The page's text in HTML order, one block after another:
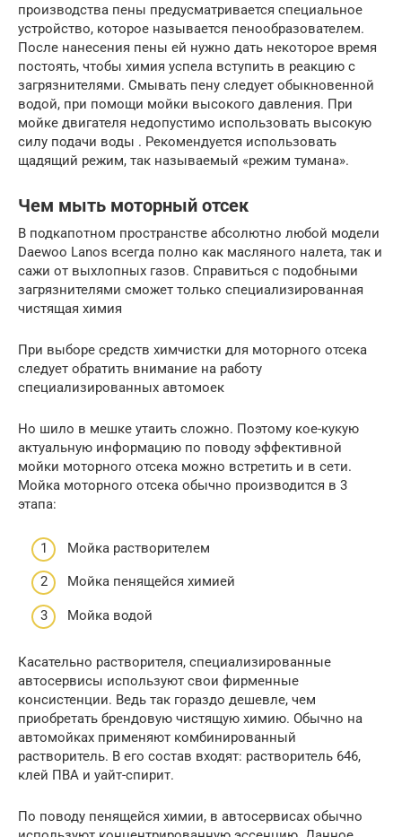
производства пены предусматривается специальное
устройство, которое называется пенообразователем.
После нанесения пены ей нужно дать некоторое время
постоять, чтобы химия успела вступить в реакцию с
загрязнителями. Смывать пену следует обыкновенной
водой, при помощи мойки высокого давления. При
мойке двигателя недопустимо использовать высокую
силу подачи воды . Рекомендуется использовать
щадящий режим, так называемый «режим тумана».
Чем мыть моторный отсек
В подкапотном пространстве абсолютно любой модели
Daewoo Lanos всегда полно как масляного налета, так и
сажи от выхлопных газов. Справиться с подобными
загрязнителями сможет только специализированная
чистящая химия
При выборе средств химчистки для моторного отсека
следует обратить внимание на работу
специализированных автомоек
Но шило в мешке утаить сложно. Поэтому кое-кукую
актуальную информацию по поводу эффективной
мойки моторного отсека можно встретить и в сети.
Мойка моторного отсека обычно производится в 3
этапа:
Мойка растворителем
Мойка пенящейся химией
Мойка водой
Касательно растворителя, специализированные
автосервисы используют свои фирменные
консистенции. Ведь так гораздо дешевле, чем
приобретать брендовую чистящую химию. Обычно на
автомойках применяют комбинированный
растворитель. В его состав входят: растворитель 646,
клей ПВА и уайт-спирит.
По поводу пенящейся химии, в автосервисах обычно